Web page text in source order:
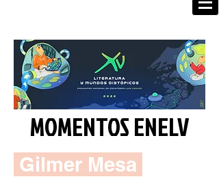
MOMENTOS ENELV
Gilmer Mesa